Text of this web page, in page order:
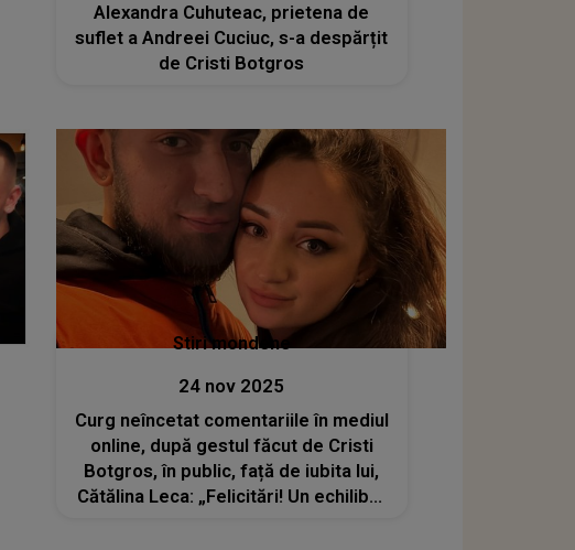
Alexandra Cuhuteac, prietena de
suflet a Andreei Cuciuc, s-a despărțit
de Cristi Botgros
Stiri mondene
24 nov 2025
Curg neîncetat comentariile în mediul
online, după gestul făcut de Cristi
Botgros, în public, față de iubita lui,
Cătălina Leca: „Felicitări! Un echilibru